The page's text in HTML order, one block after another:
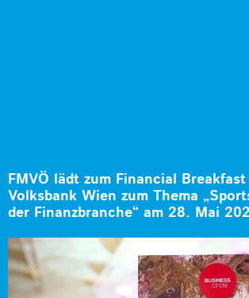
FMVÖ lädt zum Financial
Volksbank Wien zum Thema
der Finanzbranche“ am 28. Mai